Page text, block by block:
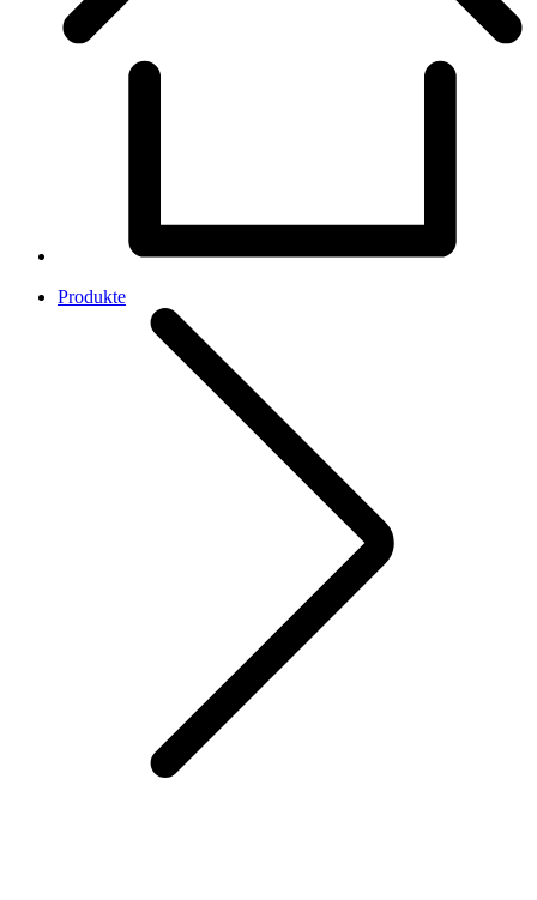
Produkte